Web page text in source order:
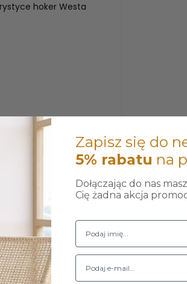
hoker Westa
Zapisz się do
5% rabatu na
Dołączając do nas
Cię żadna akcja